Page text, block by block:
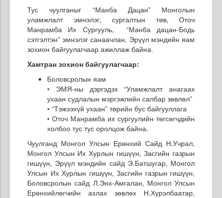
Тус чуулганыг “Манба Дацан” Монголын
уламжлалт эмнэлэг, сургалтын төв, Оточ
Манрамба Их Сургууль, “Манба дацан-Бодь
сэтгэлтэн” эмнэлэг санаачлан, Эрүүл мэндийн яам
зохион байгуулагчаар ажиллаж байна.
Хамтран зохион байгуулагчаар:
Боловсролын яам
• ЭМЯ-ны дэргэдэх “Уламжлалт анагаах
ухаан судлалын мэргэжлийн салбар зөвлөл”
• “Тэжээхүй ухаан” төрийн бус байгууллага
• Оточ Манрамба их сургуулийн төгсөгчдийн
холбоо тус тус оролцож байна.
Чуулганд Монгол Улсын Ерөнхий Сайд Н.Учрал,
Монгол Улсын Их Хурлын гишүүн, Засгийн газрын
гишүүн, Эрүүл мэндийн сайд Э.Батшугар, Монгол
Улсын Их Хурлын гишүүн, Засгийн газрын гишүүн,
Боловсролын сайд Л.Энх-Амгалан, Монгол Улсын
Ерөнхийлөгчийн ахлах зөвлөх Н.Хүрэлбаатар,